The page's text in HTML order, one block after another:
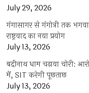
July 29, 2026
गंगासागर से गंगोत्री तक
राष्ट्रवाद का नया प्रयोग
July 13, 2026
बद्रीनाथ धाम चढ़ावा चोरी:
में, SIT करेगी पूछताछ
July 13, 2026